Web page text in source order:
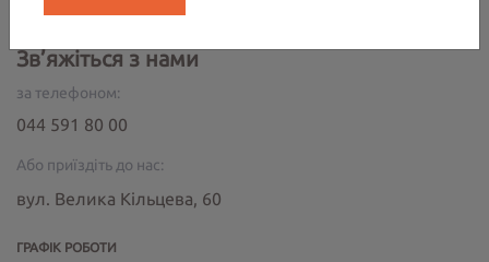
Зв’яжіться з нами
за телефоном:
044 591 80 00
Або приїздіть до нас:
вул. Велика Кільцева, 60
ГРАФІК РОБОТИ